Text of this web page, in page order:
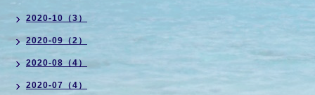
2020-10（3）
2020-09（2）
2020-08（4）
2020-07（4）